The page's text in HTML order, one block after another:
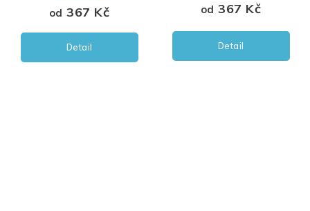
od 367 Kč
Detail
od 367 Kč
Detail